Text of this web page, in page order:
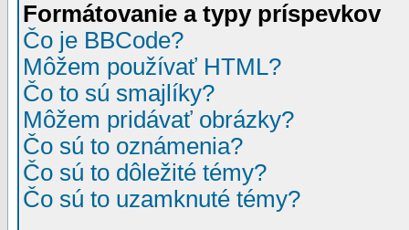
Formátovanie a typy príspevkov
Čo je BBCode?
Môžem používať HTML?
Čo to sú smajlíky?
Môžem pridávať obrázky?
Čo sú to oznámenia?
Čo sú to dôležité témy?
Čo sú to uzamknuté témy?